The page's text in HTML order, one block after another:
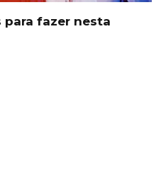
para fazer nesta